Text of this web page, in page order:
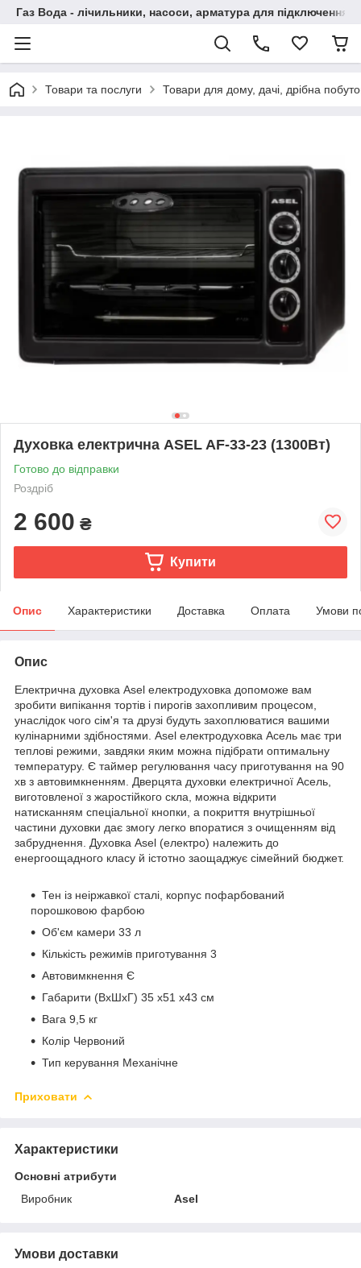
Газ Вода - лічильники, насоси, арматура для підключення,
Товари та послуги Товари для дому, дачі, дрібна
Духовка електрична ASEL AF-33-23 (1300Вт)
Готово до відправки
Роздріб
2 600 ₴
Купити
Опис Характеристики Доставка Оплата Умови
Опис
Електрична духовка Asel електродуховка допоможе вам
зробити випікання тортів і пирогів захопливим процесом,
унаслідок чого сім'я та друзі будуть захоплюватися вашими
кулінарними здібностями. Asel електродуховка Асель має три
теплові режими, завдяки яким можна підібрати оптимальну
температуру. Є таймер регулювання часу приготування на 90
хв з автовимкненням. Дверцята духовки електричної Асель,
виготовленої з жаростійкого скла, можна відкрити
натисканням спеціальної кнопки, а покриття внутрішньої
частини духовки дає змогу легко впоратися з очищенням від
забруднення. Духовка Asel (електро) належить до
енергоощадного класу й істотно заощаджує сімейний бюджет.
Тен із неіржавкої сталі, корпус пофарбований
порошковою фарбою
Об'єм камери 33 л
Кількість режимів приготування 3
Автовимкнення Є
Габарити (ВхШхГ) 35 x51 x43 см
Вага 9,5 кг
Колір Червоний
Тип керування Механічне
Приховати
Характеристики
Основні атрибути
Виробник
Asel
Умови доставки